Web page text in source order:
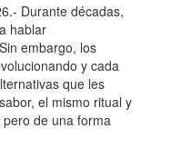
Durante décadas,
hablar
embargo, los
y cada
que les
el mismo ritual y
de una forma